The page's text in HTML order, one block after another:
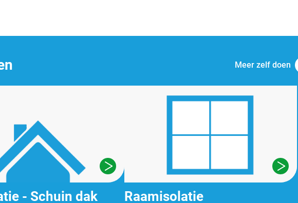
Meer zelf doen
- Schuin dak Raamisolatie